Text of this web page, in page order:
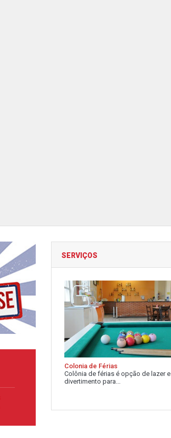
SERVIÇOS
Colonia de Férias
Colônia de férias é opção de lazer e
divertimento para...